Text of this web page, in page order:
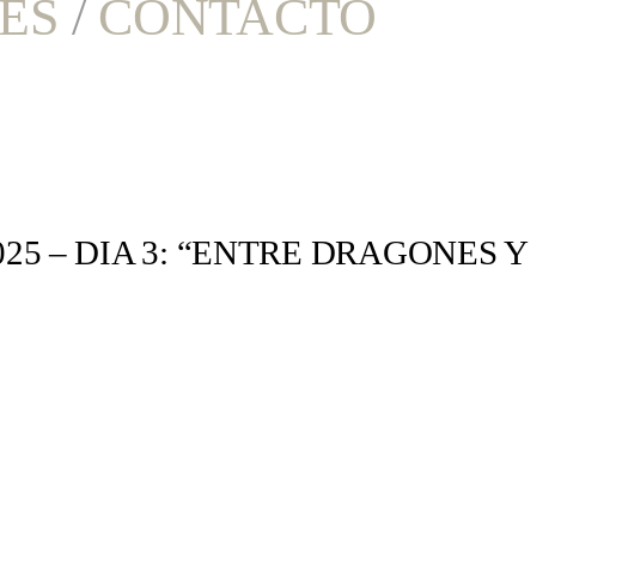
/ CONTACTO
– DIA 3: “ENTRE DRAGONES Y